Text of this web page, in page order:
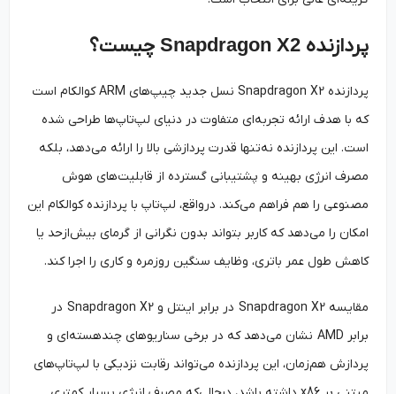
پردازندهSnapdragon X2 چیست؟
پردازنده Snapdragon X2 نسل جدید چیپ‌های ARM کوالکام است
که با هدف ارائه تجربه‌ای متفاوت در دنیای لپ‌تاپ‌ها طراحی شده
است. این پردازنده نه‌تنها قدرت پردازشی بالا را ارائه می‌دهد، بلکه
مصرف انرژی بهینه و پشتیبانی گسترده از قابلیت‌های هوش
مصنوعی را هم فراهم می‌کند. درواقع، لپ‌تاپ با پردازنده کوالکام این
امکان را می‌دهد که کاربر بتواند بدون نگرانی از گرمای بیش‌ازحد یا
کاهش طول عمر باتری، وظایف سنگین روزمره و کاری را اجرا کند.
مقایسه Snapdragon X2 در برابر اینتل و Snapdragon X2 در
برابر AMD نشان می‌دهد که در برخی سناریوهای چندهسته‌ای و
پردازش هم‌زمان، این پردازنده می‌تواند رقابت نزدیکی با لپ‌تاپ‌های